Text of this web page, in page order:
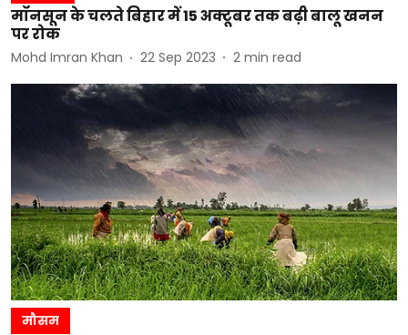
मॉनसून के चलते बिहार में 15 अक्टूबर तक बढ़ी बालू खनन
पर रोक
Mohd Imran Khan 22 Sep 2023 2 min read
मौसम